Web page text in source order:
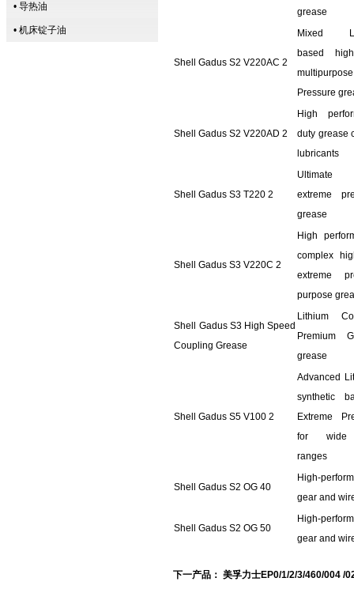
• 导热油
• 机床锭子油
grease
Shell Gadus S2 V220AC 2
Mixed
based
Pressure
Shell Gadus S2 V220AD 2
High
duty grease
lubricants
Shell Gadus S3 T220 2
Ultimate
extreme
grease
Shell Gadus S3 V220C 2
High
complex
extreme
purpose
Shell Gadus S3 High Speed
Coupling Grease
Lithium
Premium
grease
Shell Gadus S5 V100 2
Advanced
synthetic
Extreme
for wide
ranges
Shell Gadus S2 OG 40
High-
gear and
Shell Gadus S2 OG 50
High-
gear and
下一产品：美孚力士EP0/1/2/3/460/004 /